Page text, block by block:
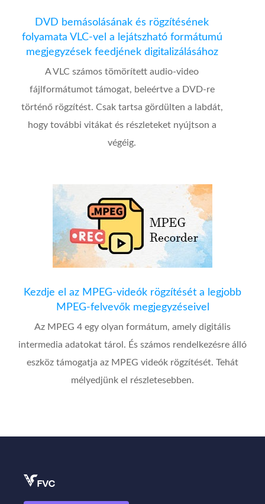
DVD bemásolásának és rögzítésének
folyamata VLC-vel a lejátszható formátumú
megjegyzések feedjének digitalizálásához
A VLC számos tömörített audio-video
fájlformátumot támogat, beleértve a DVD-re
történő rögzítést. Csak tartsa gördülten a labdát,
hogy további vitákat és részleteket nyújtson a
végéig.
Kezdje el az MPEG-videók rögzítését a legjobb
MPEG-felvevők megjegyzéseivel
Az MPEG 4 egy olyan formátum, amely digitális
intermedia adatokat tárol. És számos rendelkezésre álló
eszköz támogatja az MPEG videók rögzítését. Tehát
mélyedjünk el részletesebben.